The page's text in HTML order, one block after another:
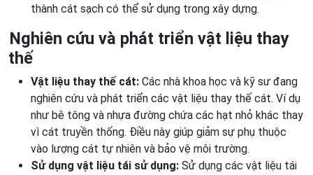
thành cát sạch có thể sử dụng trong xây dựng.
Nghiên cứu và phát triển vật liệu thay
thế
Vật liệu thay thế cát: Các nhà khoa học và kỹ sư đang
nghiên cứu và phát triển các vật liệu thay thế cát. Ví dụ
như bê tông và nhựa đường chứa các hạt nhỏ khác thay
vì cát truyền thống. Điều này giúp giảm sự phụ thuộc
vào lượng cát tự nhiên và bảo vệ môi trường.
Sử dụng vật liệu tái sử dụng: Sử dụng các vật liệu tái